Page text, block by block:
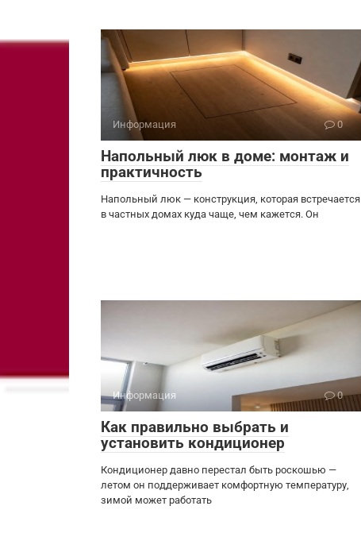
Информация 0
Напольный люк в доме: монтаж и
практичность
Напольный люк — конструкция, которая встречается
в частных домах куда чаще, чем кажется. Он
Информация 0
Как правильно выбрать и
установить кондиционер
Кондиционер давно перестал быть роскошью —
летом он поддерживает комфортную температуру,
зимой может работать